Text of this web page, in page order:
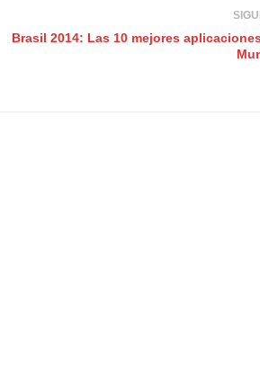
Brasil 2014: Las 10 mejores